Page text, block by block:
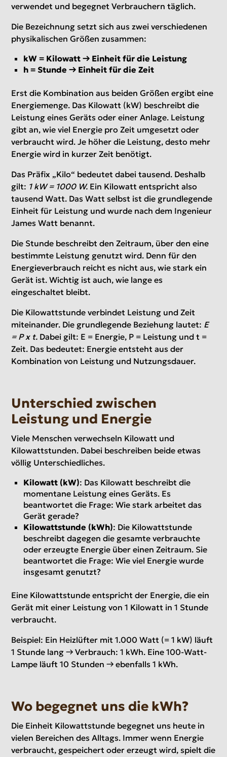
verwendet und begegnet Verbrauchern täglich.
Die Bezeichnung setzt sich aus zwei verschiedenen
physikalischen Größen zusammen:
kW = Kilowatt → Einheit für die Leistung
h = Stunde → Einheit für die Zeit
Erst die Kombination aus beiden Größen ergibt eine
Energiemenge. Das Kilowatt (kW) beschreibt die
Leistung eines Geräts oder einer Anlage. Leistung
gibt an, wie viel Energie pro Zeit umgesetzt oder
verbraucht wird. Je höher die Leistung, desto mehr
Energie wird in kurzer Zeit benötigt.
Das Präfix „Kilo“ bedeutet dabei tausend. Deshalb
gilt: 1 kW = 1000 W. Ein Kilowatt entspricht also
tausend Watt. Das Watt selbst ist die grundlegende
Einheit für Leistung und wurde nach dem Ingenieur
James Watt benannt.
Die Stunde beschreibt den Zeitraum, über den eine
bestimmte Leistung genutzt wird. Denn für den
Energieverbrauch reicht es nicht aus, wie stark ein
Gerät ist. Wichtig ist auch, wie lange es
eingeschaltet bleibt.
Die Kilowattstunde verbindet Leistung und Zeit
miteinander. Die grundlegende Beziehung lautet: E
= P x t. Dabei gilt: E = Energie, P = Leistung und t =
Zeit. Das bedeutet: Energie entsteht aus der
Kombination von Leistung und Nutzungsdauer.
Unterschied zwischen
Leistung und Energie
Viele Menschen verwechseln Kilowatt und
Kilowattstunden. Dabei beschreiben beide etwas
völlig Unterschiedliches.
Kilowatt (kW): Das Kilowatt beschreibt die
momentane Leistung eines Geräts. Es
beantwortet die Frage: Wie stark arbeitet das
Gerät gerade?
Kilowattstunde (kWh): Die Kilowattstunde
beschreibt dagegen die gesamte verbrauchte
oder erzeugte Energie über einen Zeitraum. Sie
beantwortet die Frage: Wie viel Energie wurde
insgesamt genutzt?
Eine Kilowattstunde entspricht der Energie, die ein
Gerät mit einer Leistung von 1 Kilowatt in 1 Stunde
verbraucht.
Beispiel: Ein Heizlüfter mit 1.000 Watt (= 1 kW) läuft
1 Stunde lang → Verbrauch: 1 kWh. Eine 100-Watt-
Lampe läuft 10 Stunden → ebenfalls 1 kWh.
Wo begegnet uns die kWh?
Die Einheit Kilowattstunde begegnet uns heute in
vielen Bereichen des Alltags. Immer wenn Energie
verbraucht, gespeichert oder erzeugt wird, spielt die